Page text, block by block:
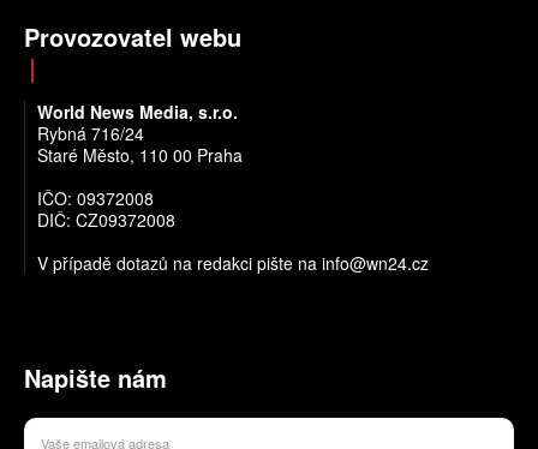
Provozovatel webu
World News Media, s.r.o.
Rybná 716/24
Staré Město, 110 00 Praha
IČO: 09372008
DIČ: CZ09372008
V případě dotazů na redakci pište na info@wn24.cz
Napište nám